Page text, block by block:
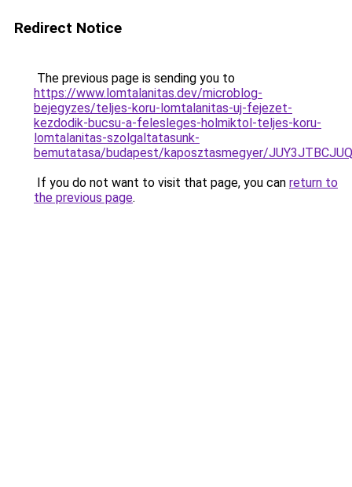
Redirect Notice
The previous page is sending you to
https://www.lomtalanitas.dev/microblog-
bejegyzes/teljes-koru-lomtalanitas-uj-fejezet-
kezdodik-bucsu-a-felesleges-holmiktol-teljes-koru-
lomtalanitas-szolgaltatasunk-
bemutatasa/budapest/kaposztasmegyer/
If you do not want to visit that page, you can return to
the previous page.